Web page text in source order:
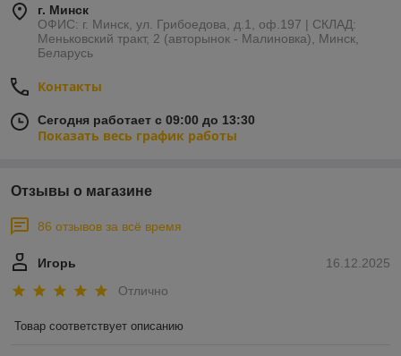
г. Минск
ОФИС: г. Минск, ул. Грибоедова, д.1, оф.197 | СКЛАД:
Меньковский тракт, 2 (авторынок - Малиновка), Минск,
Беларусь
Контакты
Сегодня работает с 09:00 до 13:30
Показать весь график работы
Отзывы о магазине
86 отзывов за всё время
16.12.2025
Игорь
Отлично
Товар соответствует описанию